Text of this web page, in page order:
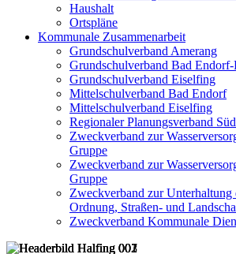
Haushalt
Ortspläne
Kommunale Zusammenarbeit
Grundschulverband Amerang
Grundschulverband Bad
Grundschulverband Eiselfing
Mittelschulverband Bad Endorf
Mittelschulverband Eiselfing
Regionaler Planungsverband
Zweckverband zur
Gruppe
Zweckverband zur
Gruppe
Zweckverband zur Unterhaltung
Ordnung, Straßen- und
Zweckverband Kommunale